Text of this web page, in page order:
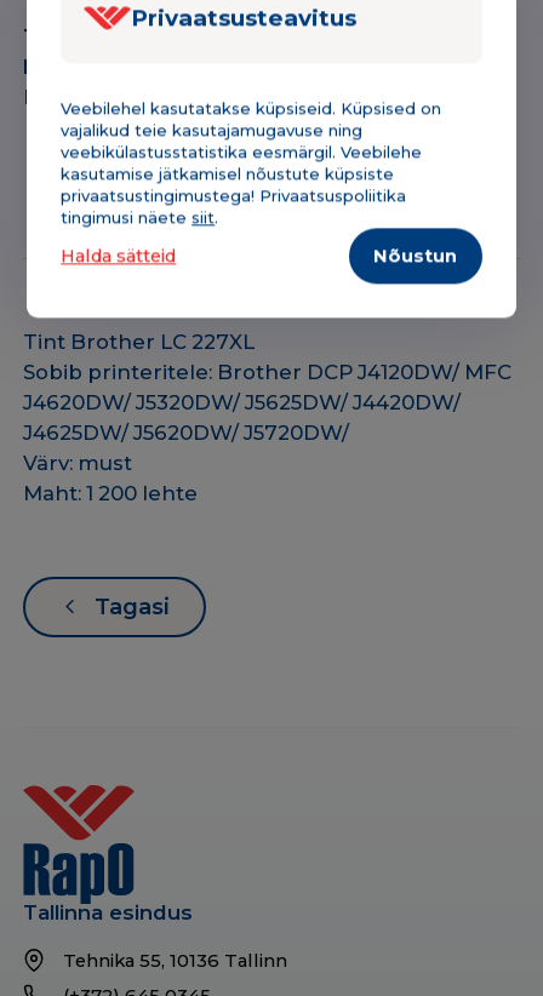
Privaatsusteavitus
Veebilehel kasutatakse küpsiseid. Küpsised on
vajalikud teie kasutajamugavuse ning
veebikülastusstatistika eesmärgil. Veebilehe
kasutamise jätkamisel nõustute küpsiste
privaatsustingimustega! Privaatsuspoliitika
tingimusi näetesiit.
Halda sätteid Nõustun
LC227XL
1200lk
ANALOOG
kogus
Tootekood:
Kategooria:
Bränd: Brother
Kirjeldus & tehniline infoLisainfo
Tint Brother LC 227XL
Sobib printeritele: Brother DCP J4120DW/ MFC
J4620DW/ J5320DW/ J5625DW/ J4420DW/
J4625DW/ J5620DW/ J5720DW/
Värv: must
Maht: 1 200 lehte
Tagasi
Tallinna esindus
Tehnika 55, 10136 Tallinn